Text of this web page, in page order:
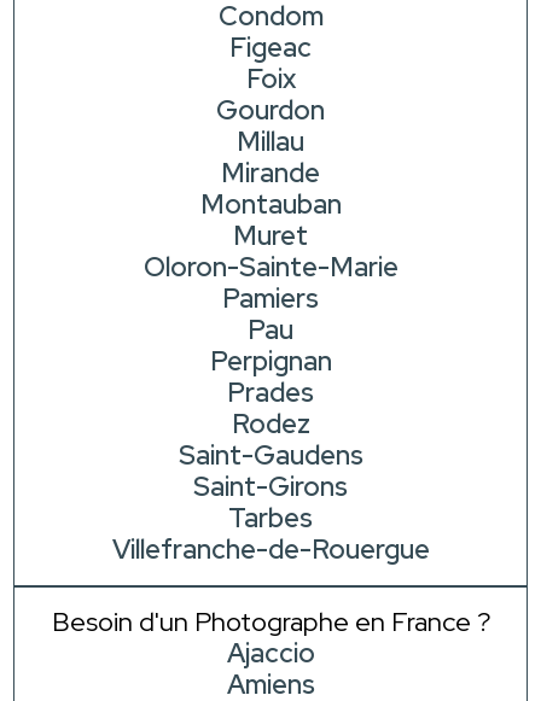
Condom
Figeac
Foix
Gourdon
Millau
Mirande
Montauban
Muret
Oloron-Sainte-Marie
Pamiers
Pau
Perpignan
Prades
Rodez
Saint-Gaudens
Saint-Girons
Tarbes
Villefranche-de-Rouergue
Besoin d'un Photographe en France ?
Ajaccio
Amiens